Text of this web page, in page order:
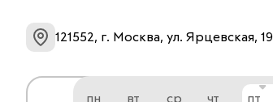
121552, г. Москва, ул. Ярцевская, 19
пн вт ср чт пт